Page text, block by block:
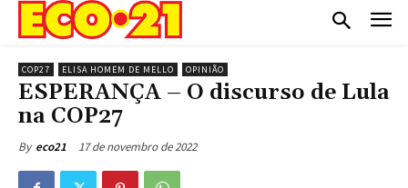
COP27 ELISA HOMEM DE MELLO OPINIÃO
ESPERANÇA – O discurso de Lula
na COP27
By eco21 17 de novembro de 2022